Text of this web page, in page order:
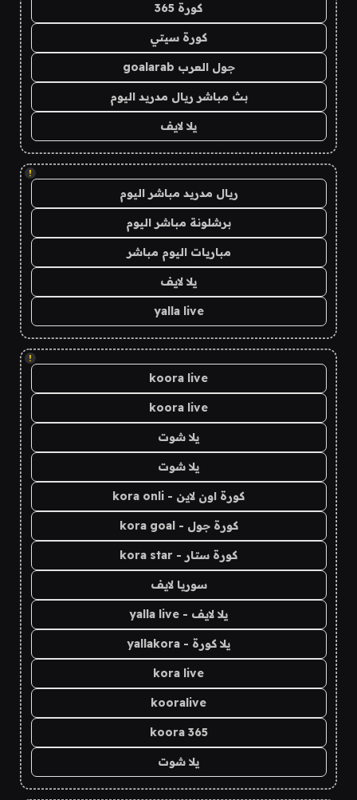
كورة 365
كورة سيتي
جول العرب goalarab
بث مباشر ريال مدريد اليوم
يلا لايف
!
ريال مدريد مباشر اليوم
برشلونة مباشر اليوم
مباريات اليوم مباشر
يلا لايف
yalla live
!
koora live
koora live
يلا شوت
يلا شوت
كورة اون لاين - kora onli
كورة جول - kora goal
كورة ستار - kora star
سوريا لايف
يلا لايف - yalla live
يلا كورة - yallakora
kora live
kooralive
koora 365
يلا شوت